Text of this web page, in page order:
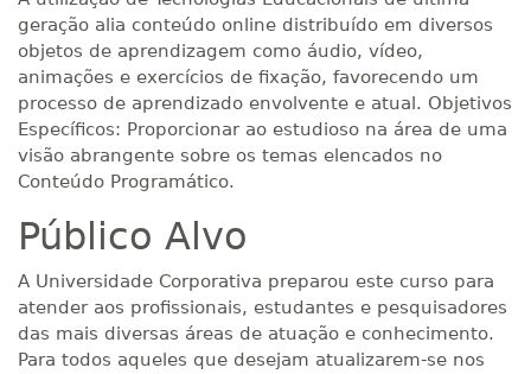
geração alia conteúdo online distribuído em diversos
objetos de aprendizagem como áudio, vídeo,
animações e exercícios de fixação, favorecendo um
processo de aprendizado envolvente e atual. Objetivos
Específicos: Proporcionar ao estudioso na área de uma
visão abrangente sobre os temas elencados no
Conteúdo Programático.
Público Alvo
A Universidade Corporativa preparou este curso para
atender aos profissionais, estudantes e pesquisadores
das mais diversas áreas de atuação e conhecimento.
Para todos aqueles que desejam atualizarem-se nos